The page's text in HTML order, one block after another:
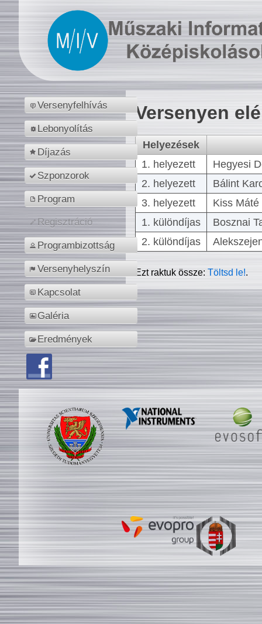
Versenyfelhívás
Lebonyolítás
Díjazás
Szponzorok
Program
Regisztráció
Programbizottság
Versenyhelyszín
Kapcsolat
Galéria
Eredmények
Versenyen
Helyezések
1. helyezett
Hegyesi
2. helyezett
Bálint
3. helyezett
Kiss
1. különdíjas
Bosznai
2. különdíjas
Ezt raktuk össze:Töltsd le!.